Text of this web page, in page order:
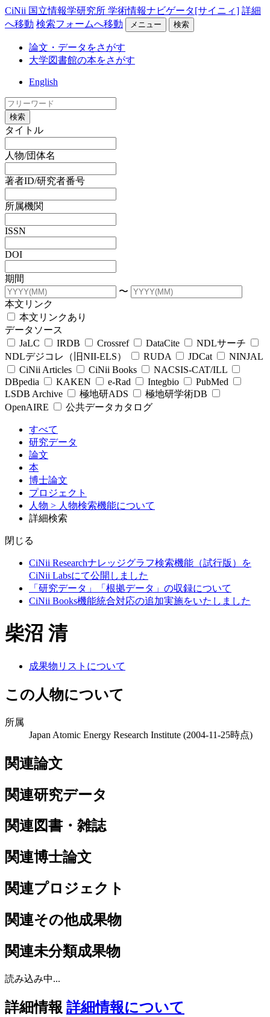
CiNii 国立情報学研究所 学術情報ナビゲータ[サイニィ] 詳細
へ移動 検索フォームへ移動 メニュー 検索
論文・データをさがす
大学図書館の本をさがす
English
検索
タイトル
人物/団体名
著者ID/研究者番号
所属機関
ISSN
DOI
期間
〜
本文リンク
本文リンクあり
データソース
JaLC
IRDB Crossref DataCite
NDLサーチ
NDLデジコレ（旧NII-ELS）
RUDA JDCat
NINJAL
CiNii Articles
CiNii Books
NACSIS-CAT/ILL
DBpedia
KAKEN e-Rad Integbio
PubMed
LSDB Archive
極地研ADS
極地研学術DB
OpenAIRE
公共データカタログ
すべて
研究データ
論文
本
博士論文
プロジェクト
人物 > 人物検索機能について
詳細検索
閉じる
CiNii Researchナレッジグラフ検索機能（試行版）を
CiNii Labsにて公開しました
「研究データ」「根拠データ」の収録について
CiNii Books機能統合対応の追加実施をいたしました
柴沼 清
成果物リストについて
この人物について
所属
Japan Atomic Energy Research Institute (2004-11-25時点)
関連論文
関連研究データ
関連図書・雑誌
関連博士論文
関連プロジェクト
関連その他成果物
関連未分類成果物
読み込み中...
詳細情報 詳細情報について